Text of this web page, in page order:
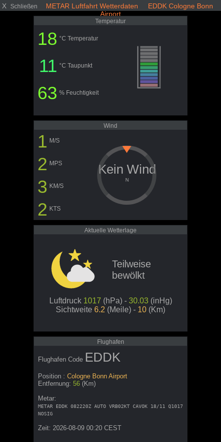
X Schließen
METAR Luftfahrt Wetterdaten EDDK Cologne Bonn
Airport
Temperatur
18 °C Temperatur
11 °C Taupunkt
63 % Feuchtigkeit
Wind
1 M/S
2 MPS
3 KM/S
2 KTS
Kein Wind
N
Aktuelle Wetterlage
Teilweise
bewölkt
Luftdruck 1017 (hPa) - 30.03 (inHg)
Sichtweite 6.2 (Meile) - 10 (Km)
Flughafen
Flughafen Code EDDK
Position : Cologne Bonn Airport
Entfernung: 56 (Km)
Metar:
METAR EDDK 082220Z AUTO VRB02KT CAVOK 18/11 Q1017
NOSIG
Zeit: 2026-08-09 00:20 CEST